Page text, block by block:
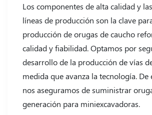
Los componentes de alta calidad y
líneas de producción son la clave
producción de orugas de caucho
calidad y fiabilidad. Optamos por
desarrollo de la producción de vías
medida que avanza la tecnología. De
nos aseguramos de suministrar
generación para miniexcavadoras.